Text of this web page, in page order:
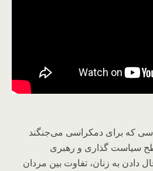
که برای دمکراسی می‌جنگند
سیاست گذاری و رهبری
به زنان، تفاوت بین مردان